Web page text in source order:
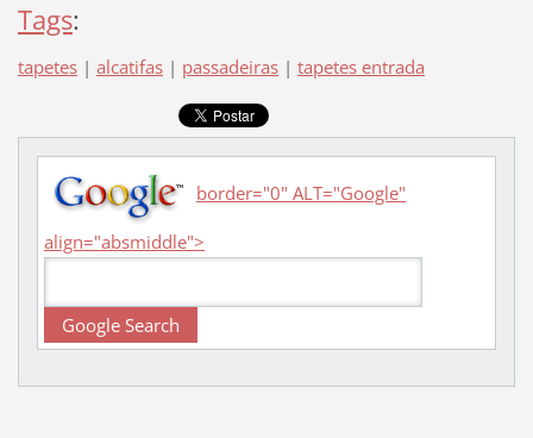
Tags:
tapetes | alcatifas | passadeiras | tapetes entrada
border="0" ALT="Google"
align="absmiddle">